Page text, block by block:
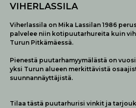
VIHERLASSILA
Viherlassila on Mika Lassilan 1986
palvelee niin kotipuutarhureita kuin
Turun Pitkämäessä.
Pienestä puutarhamyymälästä on
yksi Turun alueen merkittävistä
suunnannäyttäjistä.
Tilaa tästä puutarhurisi vinkit ja